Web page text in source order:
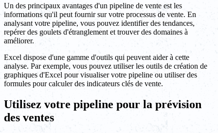
Un des principaux avantages d'un pipeline de vente est les
informations qu'il peut fournir sur votre processus de vente. En
analysant votre pipeline, vous pouvez identifier des tendances,
repérer des goulets d'étranglement et trouver des domaines à
améliorer.
Excel dispose d'une gamme d'outils qui peuvent aider à cette
analyse. Par exemple, vous pouvez utiliser les outils de création de
graphiques d'Excel pour visualiser votre pipeline ou utiliser des
formules pour calculer des indicateurs clés de vente.
Utilisez votre pipeline pour la prévision
des ventes